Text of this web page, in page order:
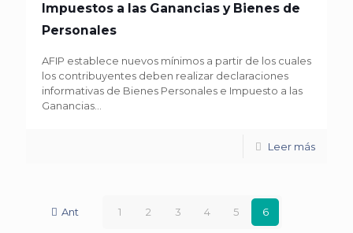
Impuestos a las Ganancias y Bienes de
Personales
AFIP establece nuevos mínimos a partir de los cuales
los contribuyentes deben realizar declaraciones
informativas de Bienes Personales e Impuesto a las
Ganancias...
Leer más
Ant 1 2 3 4 5 6